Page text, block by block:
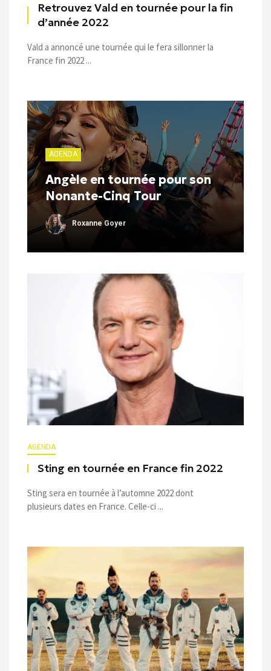
Retrouvez Vald en tournée pour la fin
d’année 2022
Vald a annoncé une tournée qui le fera sillonner la
France fin 2022 ...
AGENDA
Angèle en tournée pour son
Nonante-Cinq Tour
Roxanne Goyer
AGENDA
Sting en tournée en France fin 2022
Sting sera en tournée à l’automne 2022 dont
plusieurs dates en France. Celle-ci ...